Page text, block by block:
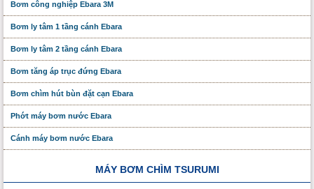
Bơm công nghiệp Ebara 3M
Bơm ly tâm 1 tầng cánh Ebara
Bơm ly tâm 2 tầng cánh Ebara
Bơm tăng áp trục đứng Ebara
Bơm chìm hút bùn đặt cạn Ebara
Phớt máy bơm nước Ebara
Cánh máy bơm nước Ebara
MÁY BƠM CHÌM TSURUMI